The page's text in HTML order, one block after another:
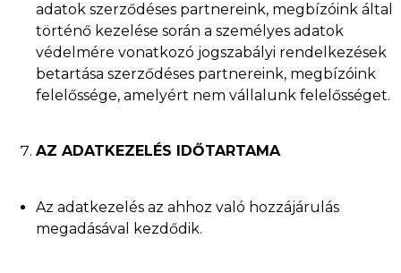
adatok szerződéses partnereink, megbízóink által
történő kezelése során a személyes adatok
védelmére vonatkozó jogszabályi rendelkezések
betartása szerződéses partnereink, megbízóink
felelőssége, amelyért nem vállalunk felelősséget.
AZ ADATKEZELÉS IDŐTARTAMA
Az adatkezelés az ahhoz való hozzájárulás
megadásával kezdődik.